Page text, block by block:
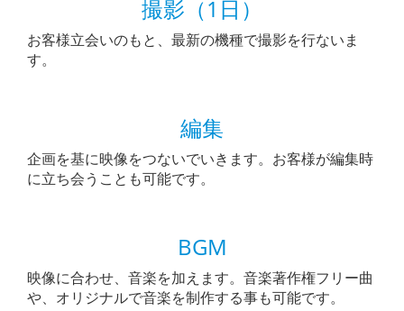
撮影（1日）
お客様立会いのもと、最新の機種で撮影を行ないま
す。
編集
企画を基に映像をつないでいきます。お客様が編集時
に立ち会うことも可能です。
BGM
映像に合わせ、音楽を加えます。音楽著作権フリー曲
や、オリジナルで音楽を制作する事も可能です。